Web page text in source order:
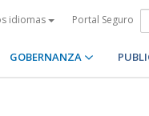
idiomas Portal Seguro
GOBERNANZA